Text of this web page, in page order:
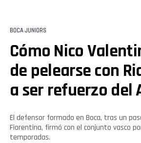
BOCA JUNIORS
Cómo Nico
de pelearse con
a ser refuerzo del
El defensor formado en Boca, tras un
Fiorentina, firmó con el conjunto vasco
temporadas.
Flipboard
Reddit
Pinterest
Whatsapp